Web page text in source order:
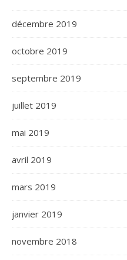
décembre 2019
octobre 2019
septembre 2019
juillet 2019
mai 2019
avril 2019
mars 2019
janvier 2019
novembre 2018